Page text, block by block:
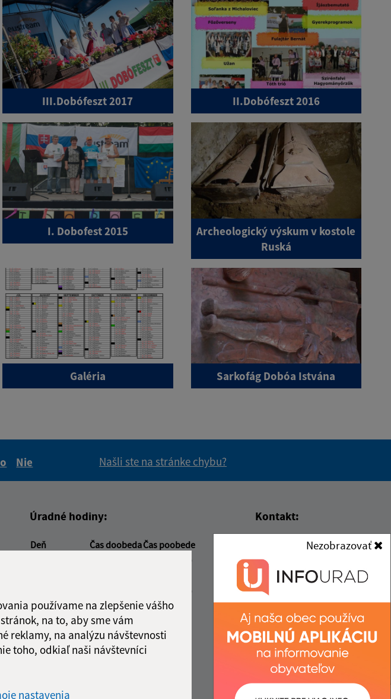
používame na zlepšenie vášho
na to, aby sme vám
reklamy, na analýzu návštevnosti
toho, odkiaľ naši návštevníci
nastavenia
Nezobrazovať
III.Dobófeszt 2017 II.Dobófeszt 2016
I. Dobofest 2015
Archeologický výskum v kostole
Ruská
Galéria Sarkofág Dobóa Istvána
Nie
Našli ste na stránke chybu?
Úradné hodiny:
Deň Čas doobedaČas poobede
13:00 - 16:00
13:00 - 16:00
Štvrtok:
nestránkový deň
Piatok:
08:00 - 12:00
Obedňajšia prestávka:12:00 - 13:00
Kontakt:
Obecný úrad Ruská
Ruská 61
076 77 Ruská
info@ruska.sk
+421 56 638 0038
IČO: 00331881